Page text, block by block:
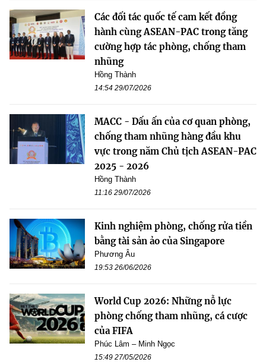
Các đối tác quốc tế cam kết đồng
hành cùng ASEAN-PAC trong tăng
cường hợp tác phòng, chống tham
nhũng
Hồng Thành
14:54 29/07/2026
MACC - Dấu ấn của cơ quan phòng,
chống tham nhũng hàng đầu khu
vực trong năm Chủ tịch ASEAN-PAC
2025 - 2026
Hồng Thành
11:16 29/07/2026
Kinh nghiệm phòng, chống rửa tiền
bằng tài sản ảo của Singapore
Phương Âu
19:53 26/06/2026
World Cup 2026: Những nỗ lực
phòng chống tham nhũng, cá cược
của FIFA
Phúc Lâm – Minh Ngọc
15:49 27/05/2026